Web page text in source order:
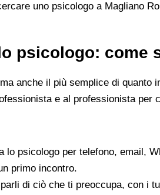
uno psicologo a Magliano
psicologo: come
anche il più semplice di
e al professionista per
lo psicologo per telefono, email,
primo incontro.
di ciò che ti preoccupa, con i